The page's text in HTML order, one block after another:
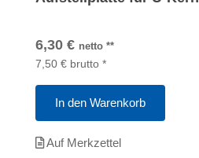
6,30 € netto **
7,50 € brutto *
In den Warenkorb
Auf Merkzettel